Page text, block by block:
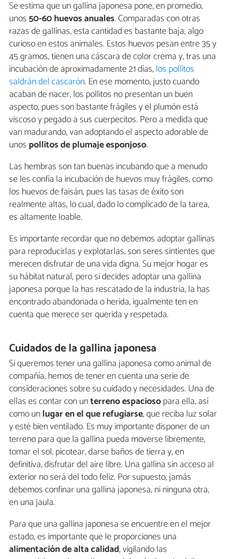
Se estima que un gallina japonesa pone, en promedio,
unos50-60 huevos anuales. Comparadas con otras
razas de gallinas, esta cantidad es bastante baja, algo
curioso en estos animales. Estos huevos pesan entre 35 y
45 gramos, tienen una cáscara de color crema y, tras una
incubación de aproximadamente 21 días,los pollitos
saldrán del cascarón. En ese momento, justo cuando
acaban de nacer, los pollitos no presentan un buen
aspecto, pues son bastante frágiles y el plumón está
viscoso y pegado a sus cuerpecitos. Pero a medida que
van madurando, van adoptando el aspecto adorable de
unos pollitos de plumaje esponjoso.
Las hembras son tan buenas incubando que a menudo
se les confía la incubación de huevos muy frágiles, como
los huevos de faisán, pues las tasas de éxito son
realmente altas, lo cual, dado lo complicado de la tarea,
es altamente loable.
Es importante recordar que no debemos adoptar gallinas
para reproducirlas y explotarlas, son seres sintientes que
merecen disfrutar de una vida digna. Su mejor hogar es
su hábitat natural, pero si decides adoptar una gallina
japonesa porque la has rescatado de la industria, la has
encontrado abandonada o herida, igualmente ten en
cuenta que merece ser querida y respetada.
Cuidados de la gallina japonesa
Si queremos tener una gallina japonesa como animal de
compañía, hemos de tener en cuenta una serie de
consideraciones sobre su cuidado y necesidades. Una de
ellas es contar con unterreno espaciosopara ella, así
como unlugar en el que refugiarse, que reciba luz solar
y esté bien ventilado. Es muy importante disponer de un
terreno para que la gallina pueda moverse libremente,
tomar el sol, picotear, darse baños de tierra y, en
definitiva, disfrutar del aire libre. Una gallina sin acceso al
exterior no será del todo feliz. Por supuesto, jamás
debemos confinar una gallina japonesa, ni ninguna otra,
en una jaula.
Para que una gallina japonesa se encuentre en el mejor
estado, es importante que le proporciones una
alimentación de alta calidad, vigilando las